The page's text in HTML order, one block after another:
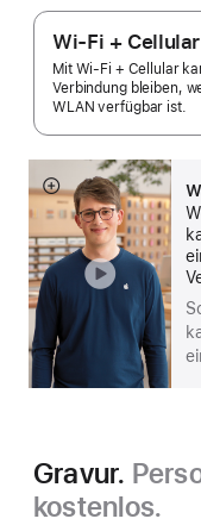
Wi-Fi + Cellular
Mit Wi-Fi + Cellular
Verbindung bleiben,
WLAN verfügbar ist.
Mehr
anzeigen
Gravur.
kostenlos.